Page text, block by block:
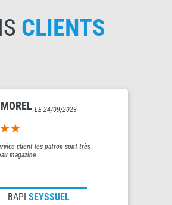
CLIENTS
LE 24/09/2023
5
client les patron sont très
magazine
BAPI SEYSSUEL